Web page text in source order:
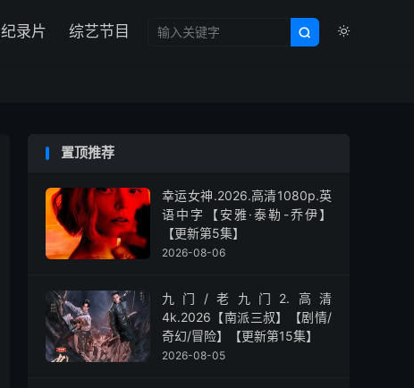


纪录片 综艺节目
置顶推荐
幸运女神.2026.高清1080p.英
语中字【安雅·泰勒-乔伊】
【更新第5集】
2026-08-06
九门/老九门2.高清
4k.2026【南派三叔】【剧情/
奇幻/冒险】【更新第15集】
2026-08-05